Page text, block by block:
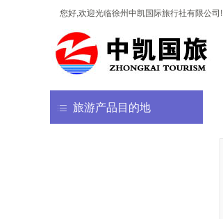
您好,欢迎光临徐州中凯国际旅行社有限公司!
旅游产品目的地